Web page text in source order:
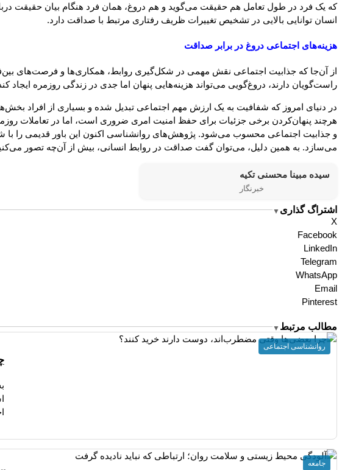
که یک فرد در طول تعامل هم حقیقت می‌گوید و هم دروغ، همان فرد هنگام بیان حقیقت
انسان توانایی بالایی در تشخیص تغییرات ظریف رفتاری مرتبط با صداقت دارد.
هزینه‌های اجتماعی دروغ در برابر صداقت
از آن‌جا که جذابیت اجتماعی نقش مهمی در شکل‌گیری روابط، همکاری‌ها و فرصت‌های
راست‌گویان دارند، دروغ‌گویی می‌تواند هزینه‌هایی پنهان اما جدی در زندگی روزمره
در دنیای امروز که شفافیت به یک ارزش مهم اجتماعی تبدیل شده و بسیاری از افراد
هرچند پنهان‌کردن برخی جزئیات برای حفظ امنیت امری ضروری است، اما در تعاملات
و جذابیت اجتماعی محسوب می‌شود. پژوهش‌های روانشناسی اکنون این باور قدیمی را با
می‌سازد. به همین دلیل، می‌توان گفت صداقت در روابط انسانی، بیش از آن‌چه تصور
سیده مبینا محسنی تکیه
خبرنگار
اشتراگ گذاری ▼
X
Facebook
LinkedIn
Telegram
WhatsApp
Email
Pinterest
مطالب مرتبط ▼
روانشناسی اجتماعی
جامعه